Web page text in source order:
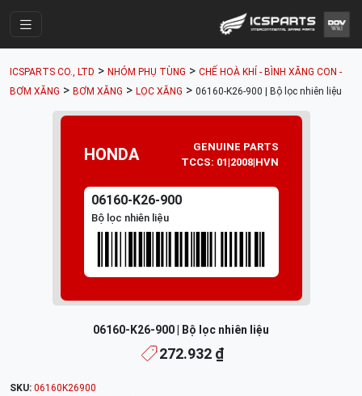
Cửa Hàng
Parts Catalogue
Mã Phụ Tùng
ICSPARTS CO., LTD > NHÓM PHỤ TÙNG > CHẾ HOÀ KHÍ - BÌNH XĂNG CON -
BƠM XĂNG > BƠM XĂNG > LỌC XĂNG > 06160-K26-900 | Bộ lọc nhiên liệu
HONDA
GENUINE PARTS
TCCS: 01|2008|HVN
06160-K26-900
Bộ lọc nhiên liệu
06160-K26-900 | Bộ lọc nhiên liệu
272.932 ₫
SKU: 06160K26900